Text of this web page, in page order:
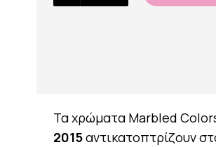
Τα χρώματα Marbled
2015αντικατοπτρίζουν